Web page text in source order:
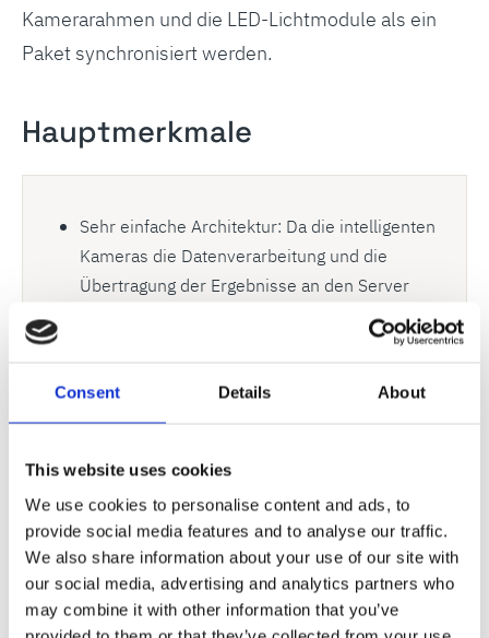
Consent Details About
This website uses cookies
We use cookies to personalise content and ads, to
provide social media features and to analyse our traffic.
We also share information about your use of our site with
our social media, advertising and analytics partners who
may combine it with other information that you’ve
Kamerarahmen und die LED-Lichtmodule als ein
Paket synchronisiert werden.
Hauptmerkmale
Sehr einfache Architektur: Da die intelligenten
Kameras die Datenverarbeitung und die
Übertragung der Ergebnisse an den Server
übernehmen, ist zwischen den Einheiten
lediglich eine Netzwerkverbindung erforderlich.
der Rahmen)
intelligenter Kameras – ein LWL-Kabel
Systemserver
Stromversorgung der Kamera in
Datenübertragung integriert (PoE)
Echtzeitvorrichtungen wie die Reject Gate-